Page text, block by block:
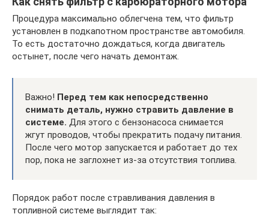
Процедура максимально облегчена тем, что фильтр
установлен в подкапотном пространстве автомобиля.
То есть достаточно дождаться, когда двигатель
остынет, после чего начать демонтаж.
Важно! Перед тем как непосредственно
снимать деталь, нужно стравить давление в
системе. Для этого с бензонасоса снимается
жгут проводов, чтобы прекратить подачу питания.
После чего мотор запускается и работает до тех
пор, пока не заглохнет из-за отсутствия топлива.
Порядок работ после стравливания давления в
топливной системе выглядит так: